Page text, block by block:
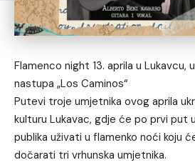
Flamenco night 13. aprila u Lukavcu,
nastupa „Los Caminos“
Putevi troje umjetnika ovog aprila
kulturu Lukavac, gdje će po prvi put
publika uživati u flamenko noći koju
dočarati tri vrhunska umjetnika.